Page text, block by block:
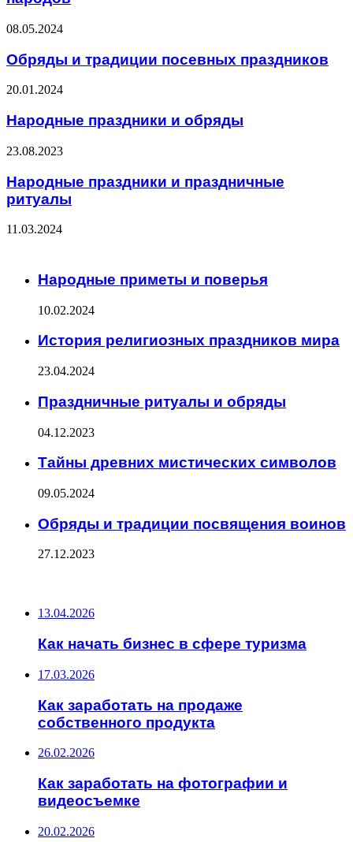
08.05.2024
Обряды и традиции посевных праздников
20.01.2024
Народные праздники и обряды
23.08.2023
Народные праздники и праздничные
ритуалы
11.03.2024
Народные приметы и поверья
10.02.2024
История религиозных праздников мира
23.04.2024
Праздничные ритуалы и обряды
04.12.2023
Тайны древних мистических символов
09.05.2024
Обряды и традиции посвящения воинов
27.12.2023
13.04.2026
Как начать бизнес в сфере туризма
17.03.2026
Как заработать на продаже
собственного продукта
26.02.2026
Как заработать на фотографии и
видеосъемке
20.02.2026